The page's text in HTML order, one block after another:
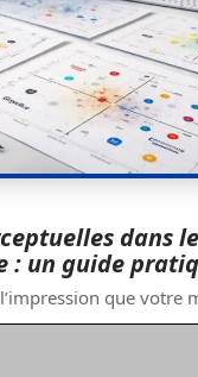
dans
: un guide
que votre